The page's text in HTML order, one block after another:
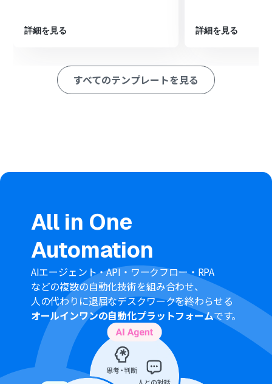
ます。
■このワークフローのカスタムポイント
理完了後に追記したい値を任意で設定してください。
してください。
トリガーは5分、10分、15分、30分、60分の間隔で起動
間隔を選択できます。
プランによって最短の起動間隔が異なりますので、ご注意
ください。
詳細を見る 詳細を見る
すべてのテンプレートを見る
All in One
Automation
AIエージェント・API・ワークフロー・RPA
などの複数の自動化技術を組み合わせ、
人の代わりに退屈なデスクワークを終わらせる
オールインワンの自動化プラットフォームです。